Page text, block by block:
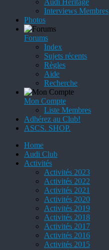
Audi Heritage
Interviews Membres
Photos
Forums
Index
Sujets récents
Règles
Aide
Recherche
Mon Compte
Liste Membres
Adhérez au Club!
ASCS. SHOP.
Home
Audi Club
Activités
Activités 2023
Activités 2022
Activités 2021
Activités 2020
Activités 2019
Activités 2018
Activités 2017
Activités 2016
Activités 2015